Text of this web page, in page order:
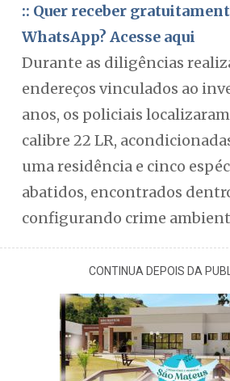
:: Quer receber
WhatsApp? Acesse aqui
Durante as diligências
endereços vinculados ao
anos, os policiais
calibre 22 LR,
uma residência e cinco
abatidos, encontrados
configurando crime
CONTINUA DEPOIS DA